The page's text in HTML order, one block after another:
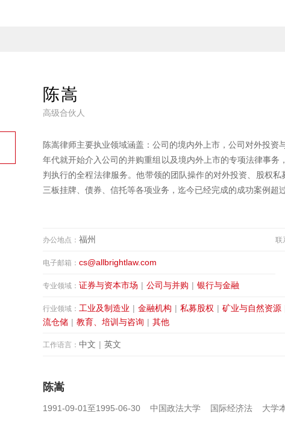
陈嵩
高级合伙人
陈嵩律师主要执业领域涵盖：公司的境内外上市，公司对外投
年代就开始介入公司的并购重组以及境内外上市的专项法律事
判执行的全程法律服务。他带领的团队操作的对外投资、股权
三板挂牌、债券、信托等各项业务，迄今已经完成的成功案例超过
办公地点： 福州 联
电子邮箱： cs@allbrightlaw.com
专业领域： 证券与资本市场 | 公司与并购 | 银行与金融
行业领域： 工业及制造业 | 金融机构 | 私募股权 | 矿业与自然资源
流仓储 | 教育、培训与咨询 | 其他
工作语言： 中文 | 英文
陈嵩
1991-09-01至1995-06-30 中国政法大学 国际经济法 大学